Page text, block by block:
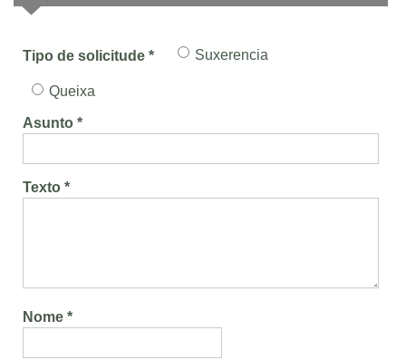
Tipo de solicitude * Suxerencia
Queixa
Asunto *
Texto *
Nome *